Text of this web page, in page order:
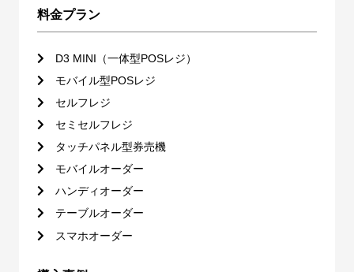
料金プラン
D3 MINI（一体型POSレジ）
モバイル型POSレジ
セルフレジ
セミセルフレジ
タッチパネル型券売機
モバイルオーダー
ハンディオーダー
テーブルオーダー
スマホオーダー